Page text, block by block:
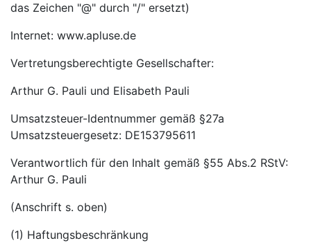
das Zeichen "@" durch "/" ersetzt)
Internet: www.apluse.de
Vertretungsberechtigte Gesellschafter:
Arthur G. Pauli und Elisabeth Pauli
Umsatzsteuer-Identnummer gemäß §27a
Umsatzsteuergesetz: DE153795611
Verantwortlich für den Inhalt gemäß §55 Abs.2 RStV:
Arthur G. Pauli
(Anschrift s. oben)
(1) Haftungsbeschränkung